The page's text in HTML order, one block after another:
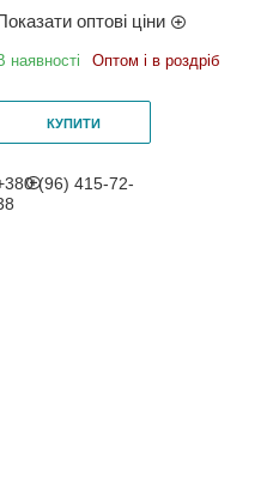
оптові ціни
наявності Оптом і в роздріб
КУПИТИ
(96) 415-72-